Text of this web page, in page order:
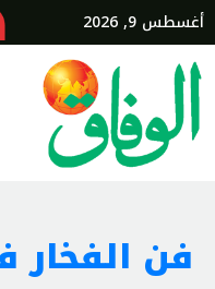
أغسطس 9, 2026
فن الفخار